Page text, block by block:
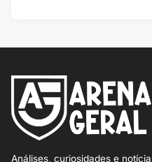
Análises, curiosidades e